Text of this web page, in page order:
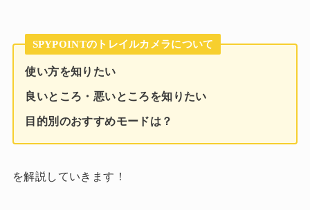
SPYPOINTのトレイルカメラについて
使い方を知りたい
良いところ・悪いところを知りたい
目的別のおすすめモードは？
を解説していきます！